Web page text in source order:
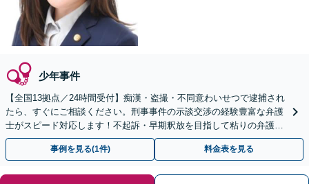
少年事件
【全国13拠点／24時間受付】痴漢・盗撮・不同意わいせつで逮捕され
たら、すぐにご相談ください。刑事事件の示談交渉の経験豊富な弁護
士がスピード対応します！不起訴・早期釈放を目指して粘りの弁護活
動を行います。
事例を見る(1件) 料金表を見る